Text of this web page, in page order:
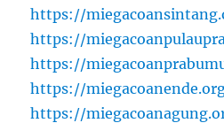
https://
https://
https://
https://
https://